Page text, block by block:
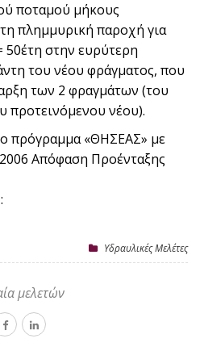
ποταμού μήκους
πλημμυρική παροχή για
στην ευρύτερη
του νέου φράγματος, που
των 2 φραγμάτων (του
προτεινόμενου νέου).
πρόγραμμα «ΘΗΣΕΑΣ» με
Απόφαση Προένταξης
Υδραυλικές Μελέτες
μελετών